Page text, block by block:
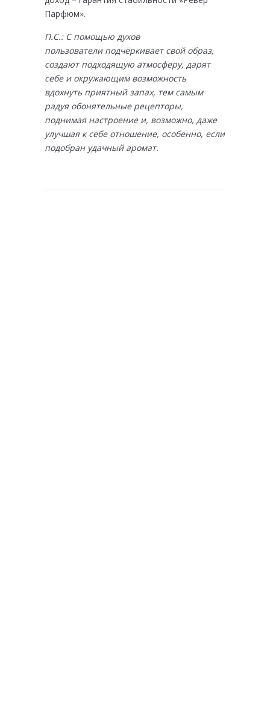
Парфюм».
П.С.: С помощью духов
пользователи подчёркивает свой образ,
создают подходящую атмосферу, дарят
себе и окружающим возможность
вдохнуть приятный запах, тем самым
радуя обонятельные рецепторы,
поднимая настроение и, возможно, даже
улучшая к себе отношение, особенно, если
подобран удачный аромат.